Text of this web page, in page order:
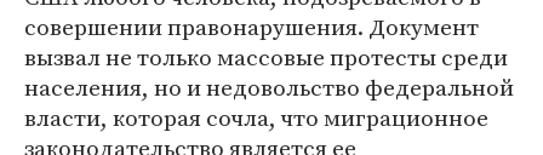
совершении правонарушения. Документ
вызвал не только массовые протесты среди
населения, но и недовольство федеральной
власти, которая сочла, что миграционное
законодательство является ее